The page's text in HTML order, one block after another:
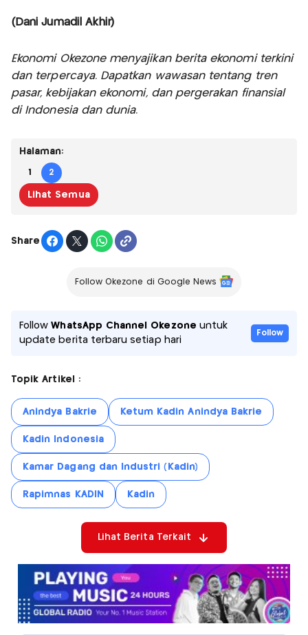
(Dani Jumadil Akhir)
Ekonomi Okezone menyajikan berita ekonomi terkini
dan terpercaya. Dapatkan wawasan tentang tren
pasar, kebijakan ekonomi, dan pergerakan finansial
di Indonesia dan dunia.
Halaman:
1 2
Lihat Semua
Share
Follow Okezone di Google News
FollowWhatsApp Channel Okezone untuk
update berita terbaru setiap hari
Follow
Topik Artikel :
Anindya Bakrie Ketum Kadin Anindya Bakrie
Kadin Indonesia
Kamar Dagang dan Industri (Kadin)
Rapimnas KADIN Kadin
Lihat Berita Terkait